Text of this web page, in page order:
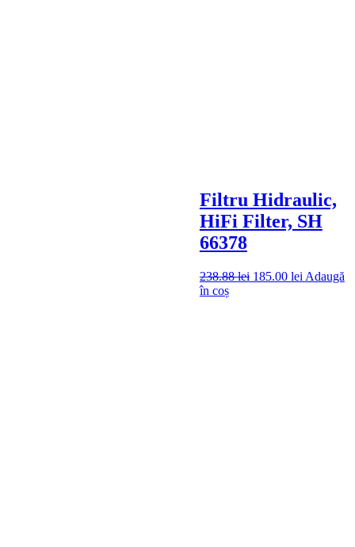
Filtru Hidraulic,
HiFi Filter, SH
66378
238.88lei 185.00 lei Adaugă
în coș